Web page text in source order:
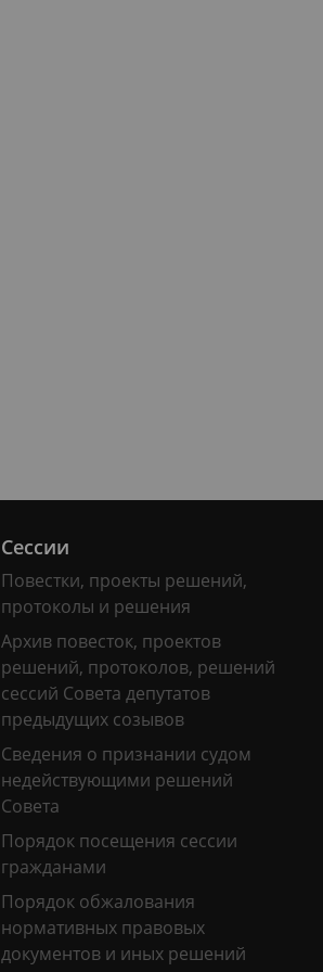
Сессии
Повестки, проекты решений,
протоколы и решения
Архив повесток, проектов
решений, протоколов, решений
сессий Совета депутатов
предыдущих созывов
Сведения о признании судом
недействующими решений
Совета
Порядок посещения сессии
гражданами
Порядок обжалования
нормативных правовых
документов и иных решений